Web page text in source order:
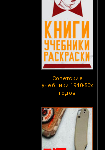
Советские
учебники 1940-50х
годов